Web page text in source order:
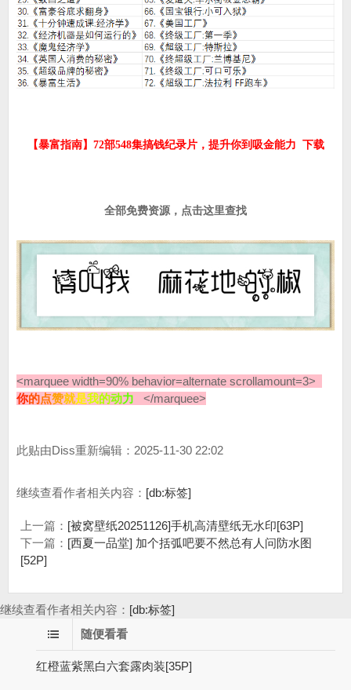
【暴富指南】72部548集搞钱纪录片，提升你到吸金能力 下载
全部免费资源，点击这里查找
<marquee width=90% behavior=alternate scrollamount=3>
你的点赞就是我的动力 </marquee>
此贴由Diss重新编辑：2025-11-30 22:02
继续查看作者相关内容： [db:标签]
上一篇： [被窝壁纸20251126]手机高清壁纸无水印[63P]
下一篇： [西夏一品堂] 加个括弧吧要不然总有人问防水图
[52P]
继续查看作者相关内容： [db:标签]
随便看看
红橙蓝紫黑白六套露肉装[35P]